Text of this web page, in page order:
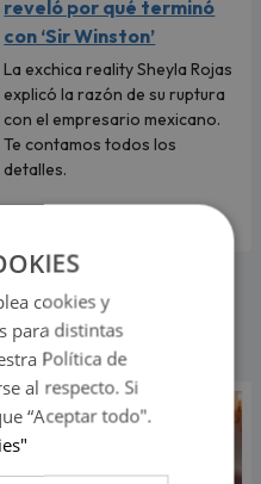
reveló por qué terminó
con ‘Sir Winston’
La exchica reality Sheyla Rojas
explicó la razón de su ruptura
con el empresario mexicano.
Te contamos todos los
detalles.
cookies y
para distintas
Política de
al respecto. Si
“Aceptar todo".